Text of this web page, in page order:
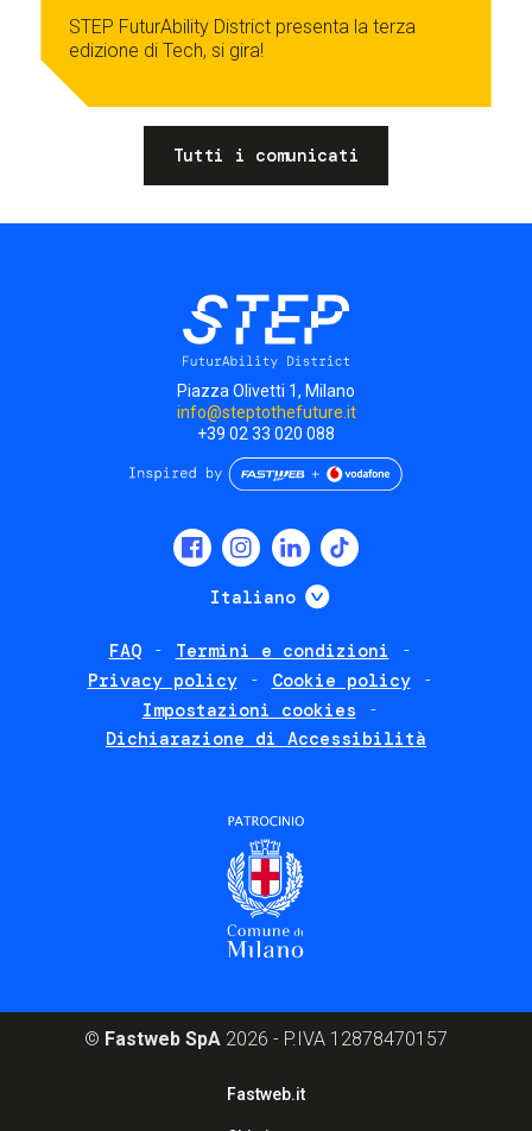
STEP FuturAbility District presenta la terza
edizione di Tech, si gira!
Tutti i comunicati
Piazza Olivetti 1, Milano
info@steptothefuture.it
+39 02 33 020 088
Italiano Mostra ulteriori
FAQ
Termini e condizioni
Privacy policy
Cookie policy
Impostazioni cookies
Dichiarazione di Accessibilità
© Fastweb SpA 2026 - P.IVA 12878470157
Fastweb.it